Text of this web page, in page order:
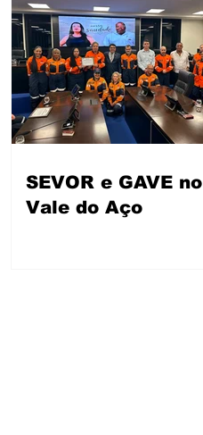
SEVOR e GAVE no
Vale do Aço